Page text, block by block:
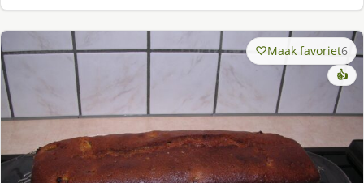
Maak favoriet6
👍